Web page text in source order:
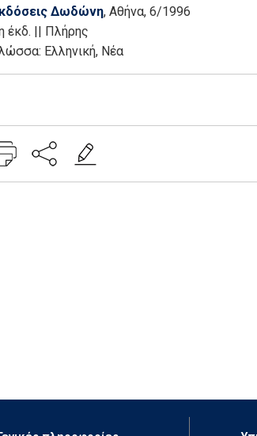
Δωδώνη, Αθήνα, 6/1996
έκδ. || Πλήρης
Ελληνική, Νέα